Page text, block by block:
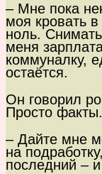
– Мне пока
моя кровать
ноль.
меня
коммуналку,
остаётся.
Он говорил
Просто факты.
– Дайте мне
на
последний –